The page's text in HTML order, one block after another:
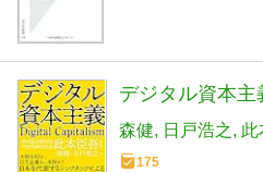
デジタル資本主
森健 日戸浩之 此
175